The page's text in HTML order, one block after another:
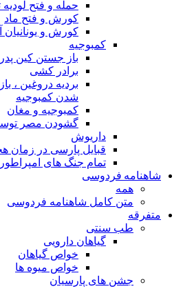
حمله و فتح
کورش و فتح ماد
کورش و یونانیان
کمبوجیه
باز جستن کین پدر
برادر کشی
بردیه دروغین ،
شدن کمبوجیه
کمبوجیه و مغان
گشودن مصر
داریوش
قبایل پارسی در زمان
تمام جنگ های
شاهنامه فردوسی
همه
متن کامل شاهنامه فردوسی
متفرقه
طب سنتی
گیاهان دارویی
خواص گیاهان
خواص میوه ها
جشن های پارسیان